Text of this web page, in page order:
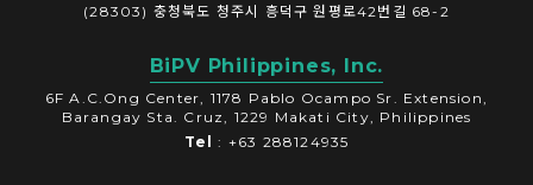
(28303) 충청북도 청주시 흥덕구 원평로42번길 68-2
BiPV Philippines, Inc.
6F A.C.Ong Center, 1178 Pablo Ocampo Sr. Extension,
Barangay Sta. Cruz, 1229 Makati City, Philippines
Tel: +63 288124935